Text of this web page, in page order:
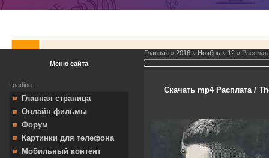
Меню сайта
Loading...
Главная страница
Онлайн фильмы
Форум
Картинки для телефона
Мобильный контент
Главная » 2016 » Ноябрь » 12 »
Скачать mp4 Расплата /